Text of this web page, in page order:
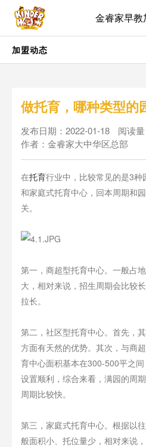
金睿家早教
加盟动态
做托育，哪种类型的
发布日期：2022-01-18
阅读
作者：金睿家大中华区总部
在托育行业中，比较常见的是3
和家庭式托育中心，回本周期和
关。
第一，商超型托育中心。一般占
大，相对来说，招生周期会比较
拉长。
第二，社区型托育中心。首先，
方面有天然的优势。其次，与商
育中心面积基本在300-500平之
设置顺利，综合来看，满园的周
周期比较快。
第三，家庭式托育中心。根据以
般面积小、托位量少，相对来说，